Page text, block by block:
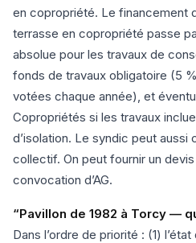
en copropriété. Le financement
terrasse en copropriété passe
absolue pour les travaux de
fonds de travaux obligatoire (5
votées chaque année), et
Copropriétés si les travaux
d’isolation. Le syndic peut
collectif. On peut fournir un
convocation d’AG.
“Pavillon de 1982 à Torcy —
Dans l’ordre de priorité : (1)